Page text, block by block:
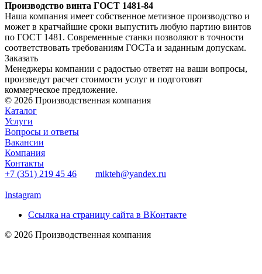
Производство винта ГОСТ 1481-84
Наша компания имеет собственное метизное производство и
может в кратчайшие сроки выпустить любую партию винтов
по ГОСТ 1481. Современные станки позволяют в точности
соответствовать требованиям ГОСТа и заданным допускам.
Заказать
Менеджеры компании с радостью ответят на ваши вопросы,
произведут расчет стоимости услуг и подготовят
коммерческое предложение.
© 2026 Производственная компания
Каталог
Услуги
Вопросы и ответы
Вакансии
Компания
Контакты
+7 (351) 219 45 46
mikteh@yandex.ru
Instagram
Ссылка на страницу сайта в ВКонтакте
© 2026 Производственная компания